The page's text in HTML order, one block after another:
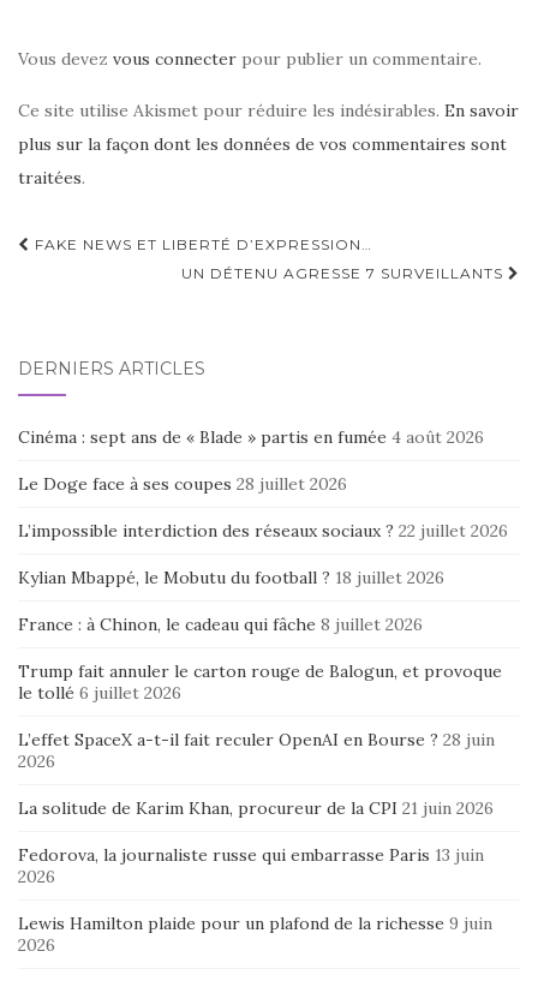
Vous devez vous connecter pour publier un commentaire.
Ce site utilise Akismet pour réduire les indésirables. En savoir
plus sur la façon dont les données de vos commentaires sont
traitées.
Navigation
FAKE NEWS ET LIBERTÉ D’EXPRESSION…
UN DÉTENU AGRESSE 7 SURVEILLANTS
DERNIERS ARTICLES
Cinéma : sept ans de « Blade » partis en fumée 4 août 2026
Le Doge face à ses coupes 28 juillet 2026
L’impossible interdiction des réseaux sociaux ? 22 juillet 2026
Kylian Mbappé, le Mobutu du football ? 18 juillet 2026
France : à Chinon, le cadeau qui fâche 8 juillet 2026
Trump fait annuler le carton rouge de Balogun, et provoque
le tollé 6 juillet 2026
L’effet SpaceX a-t-il fait reculer OpenAI en Bourse ? 28 juin
2026
La solitude de Karim Khan, procureur de la CPI 21 juin 2026
Fedorova, la journaliste russe qui embarrasse Paris 13 juin
2026
Lewis Hamilton plaide pour un plafond de la richesse 9 juin
2026